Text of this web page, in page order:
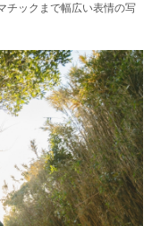
チックまで幅広い表情の写